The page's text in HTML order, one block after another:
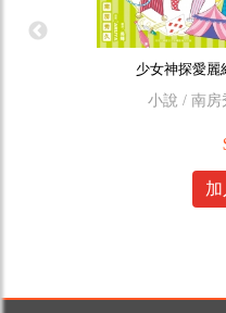
少女神探愛麗
小說 / 南房